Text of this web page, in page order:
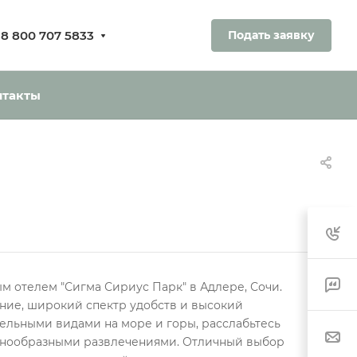
8 800 707 5833 Подать заявку
отелем "Сигма Сириус Парк" в Адлере, Сочи.
широкий спектр удобств и высокий
видами на море и горы, расслабьтесь
развлечениями. Отличный выбор